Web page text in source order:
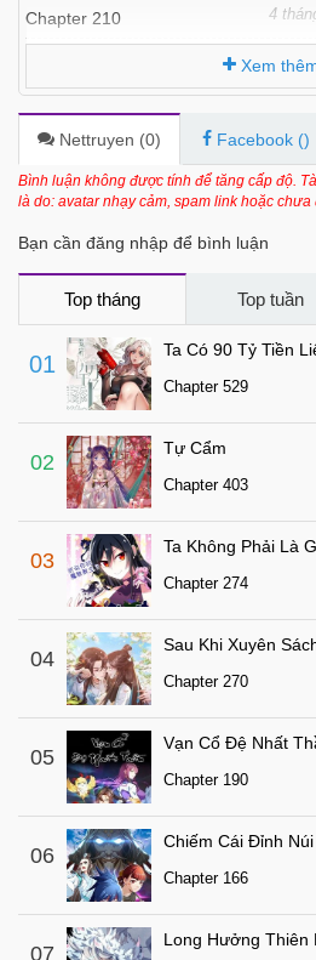
Chapter 210 4
Chapter 207 5
Chapter 206 6
Chapter 205 6
6
Chapter 203
Chapter 202 7
Chapter 201
Chapter 200
Chapter 199
Chapter 198
Chapter 197
Chapter 196
Chapter 195
Chapter 194 8
Chapter 193 8
Chapter 192
Chapter 191 8
Chapter 190
Chapter 189 8
Chapter 188
Chapter 187
Chapter 186 8
Xem
Nettruyen (0) Facebook ()
Bình luận không được tính để tăng cấp độ.
là do: avatar nhạy cảm, spam link hoặc chưa
Bạn cần đăng nhập để bình luận
Top tháng Top tuần
01
Ta Có 90 Tỷ Tiền
Chapter 529
02
Tự Cẩm
Chapter 403
03
Ta Không Phải Là
Chapter 274
04
Chapter 270
05
Vạn Cổ Đệ Nhất
Chapter 190
06
Chiếm Cái Đỉnh
Chapter 166
07
Long Hưởng Thiên